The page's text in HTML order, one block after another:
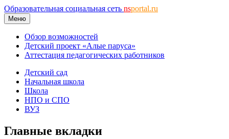
Образовательная социальная сеть nsportal.ru
Меню
Обзор возможностей
Детский проект «Алые паруса»
Аттестация педагогических работников
Детский сад
Начальная школа
Школа
НПО и СПО
ВУЗ
Главные вкладки